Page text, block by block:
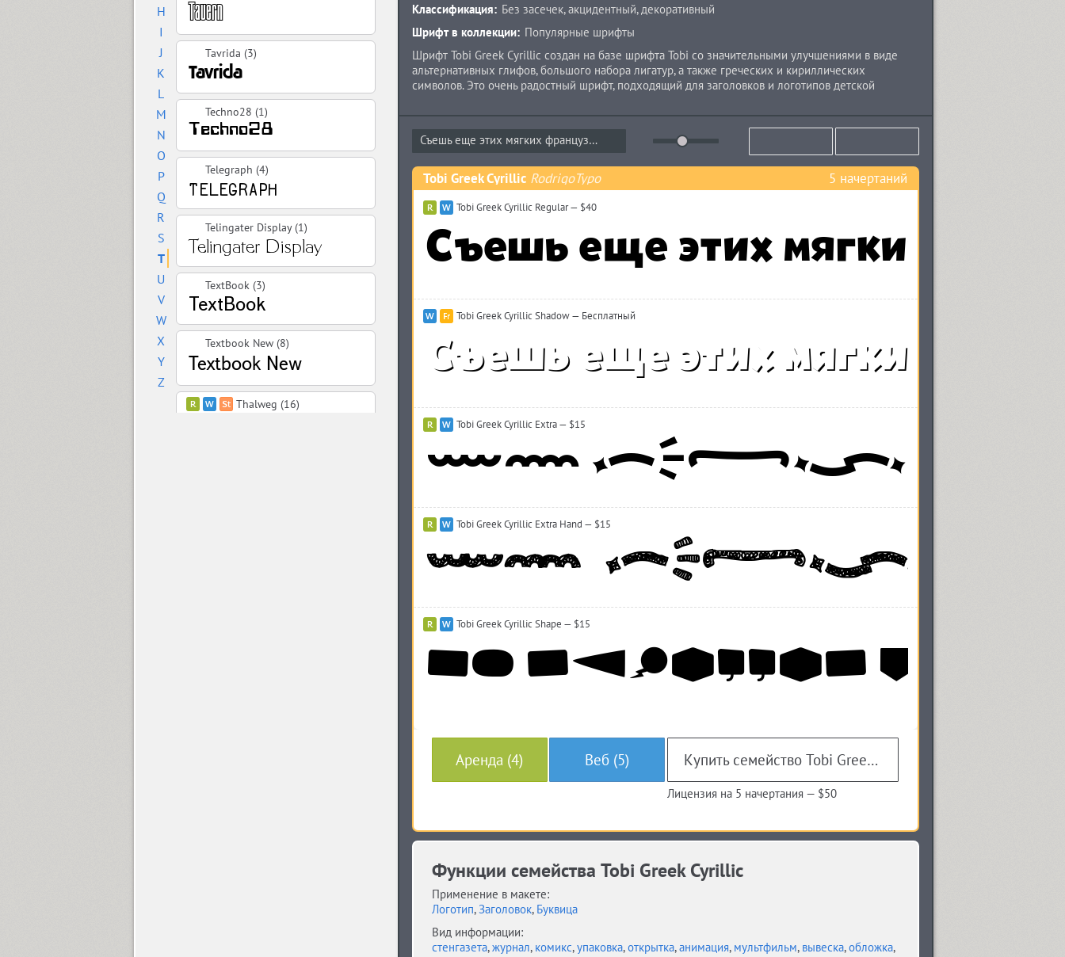
H
I
J
K
L
M
N
O
P
Q
R
S
T
U
V
W
X
Y
Z
Tavrida (3)
Techno28 (1)
Telegraph (4)
Telingater Display (1)
TextBook (3)
Textbook New (8)
Thalweg (16)
Классификация: Без засечек,акцидентный,декоративный
Шрифт в коллекции: Популярные шрифты
Шрифт Tobi Greek Cyrillic создан на базе шрифта Tobi со значительными улучшениями в виде
альтернативных глифов, большого набора лигатур, а также греческих и кириллических
символов. Это очень радостный шрифт, подходящий для заголовков и логотипов детской
Родриго Арая Салас и Андрей Кудрявцев в 2018 году.
Съешь еще этих мягких французских...
Tobi Greek Cyrillic RodrigoTypo 5 начертаний
Tobi Greek Cyrillic Regular — $40
Tobi Greek Cyrillic Shadow — Бесплатный
Tobi Greek Cyrillic Extra — $15
Tobi Greek Cyrillic Extra Hand — $15
Tobi Greek Cyrillic Shape — $15
Аренда (4) Веб (5) Купить семейство Tobi Greek Cyrillic
Лицензия на 5 начертания — $50
Функции семейства Tobi Greek Cyrillic
Применение в макете:
Логотип,Заголовок, Буквица
Вид информации:
стенгазета,журнал, комикс,упаковка,открытка,анимация, мультфильм, вывеска,обложка,